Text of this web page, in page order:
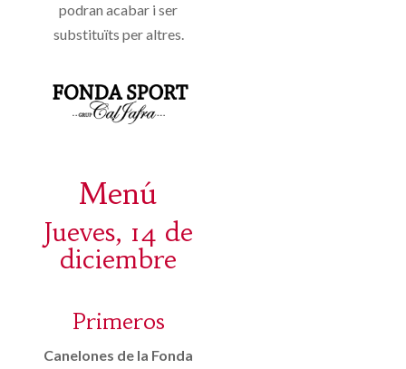
podran acabar i ser
substituïts per altres.
Menú
Jueves, 14 de
diciembre
Primeros
Canelones de la Fonda